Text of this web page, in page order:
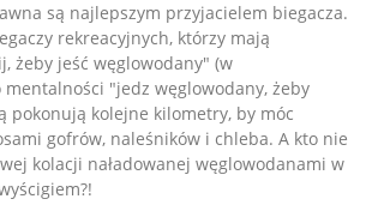
są najlepszym przyjacielem biegacza.
rekreacyjnych, którzy mają
żeby jeść węglowodany" (w
"jedz węglowodany, żeby
pokonują kolejne kilometry, by móc
gofrów, naleśników i chleba. A kto nie
kolacji naładowanej węglowodanami w